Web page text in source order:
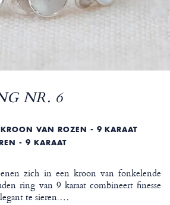
NR. 6
VAN ROZEN - 9 KARAAT
- 9 KARAAT
zich in een kroon van fonkelende
ring van 9 karaat combineert finesse
te sieren.…